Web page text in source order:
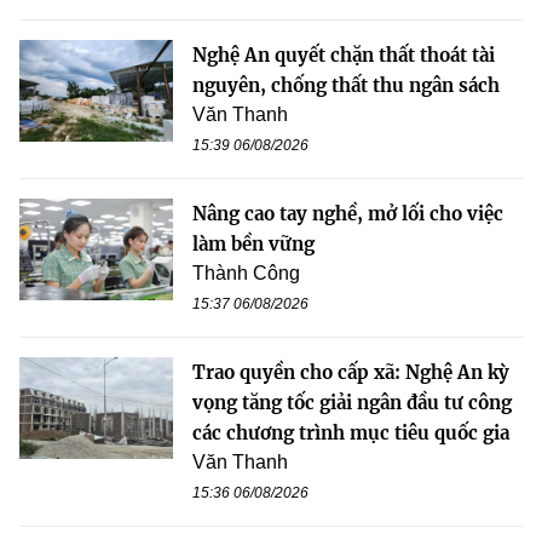
Nghệ An quyết chặn thất thoát tài
nguyên, chống thất thu ngân sách
Văn Thanh
15:39 06/08/2026
Nâng cao tay nghề, mở lối cho việc
làm bền vững
Thành Công
15:37 06/08/2026
Trao quyền cho cấp xã: Nghệ An kỳ
vọng tăng tốc giải ngân đầu tư công
các chương trình mục tiêu quốc gia
Văn Thanh
15:36 06/08/2026